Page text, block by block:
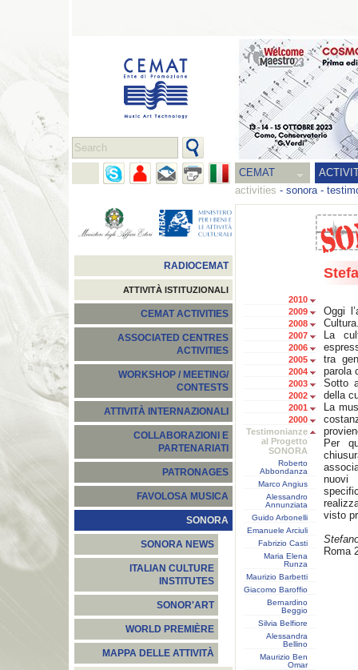
CEMAT
activities - sonora-
RADIOCEMAT
ATTIVITÀ ISTITUZIONALI
CEMAT ACTIVITIES
ASSOCIATED CENTRES
ACTIVITIES
WORKSHOP / MEETING/
CONTESTS
ATTIVITÀ INTERNAZIONALI
COLLABORAZIONI E
PARTENARIATI
PATRONAGES
FAVOLOSA MUSICA
SONORA
SONORA NEWS
ITALIAN CULTURE
INSTITUTES
SONOR'ART
WORLD PREMIÈRE
MAPPA DELLE ATTIVITÀ
2010
2009
2008
2007
2006
2005
2004
2003
2002
2001
2000
Testimonianze
al Progetto
SONORA
Roberto
Abbondanza
Marco Angius
Alessandro
Annunziata
Guido Arbonelli
Emanuele Arciuli
Fabrizio Casti
Maria Elena
Runza
Maurizio Barbetti
Giacomo Baroffio
Bernardino
Beggio
Silvia Belfiore
Alessandra
Bellino
Maurizio Ben
Omar
Oggi
La
tra
parola
Sotto
della
La
Per
nuovi
visto
Roma